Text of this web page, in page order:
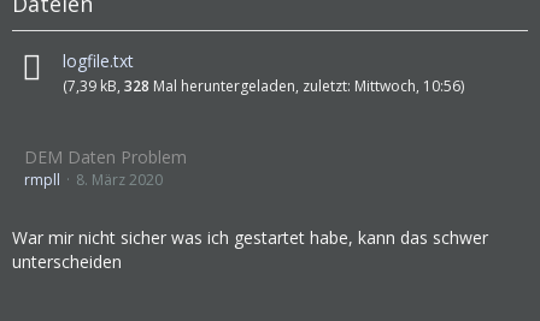
logfile.txt
(7,39 kB, 328 Mal heruntergeladen, zuletzt: Mittwoch, 10:56)
DEM Daten Problem
rmpll 8. März 2020
War mir nicht sicher was ich gestartet habe, kann das schwer
unterscheiden